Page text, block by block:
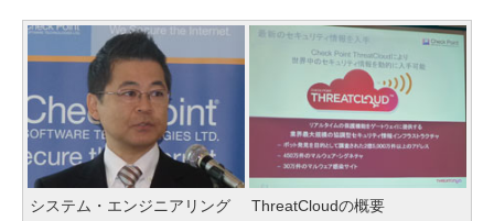
システム・エンジニアリング
ThreatCloudの概要